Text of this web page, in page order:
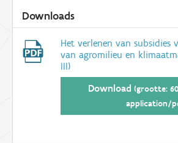
Downloads
Het verlenen van subsidies
van agromilieu en
III)
Download(grootte:
application/